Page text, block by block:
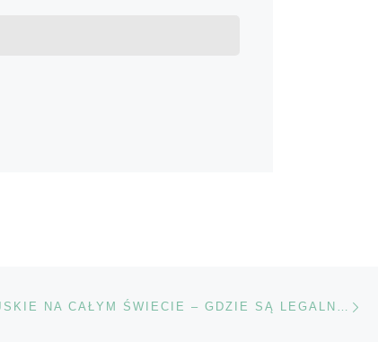
KONOPIE INDYJSKIE NA CAŁYM ŚWIECIE – GDZIE SĄ LEGALNE, ZDEKRYMINALIZOWANE LUB CAŁKOWICIE ZAKAZANE?